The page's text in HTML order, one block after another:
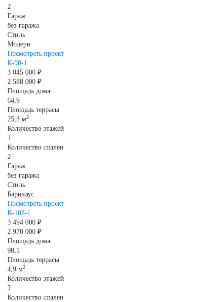
2
Гараж
без гаража
Стиль
Модерн
Посмотреть проект
К-90-1
3 045 000 ₽
2 588 000 ₽
Площадь дома
64,9
Площадь террасы
25,3 м2
Количество этажей
1
Количество спален
2
Гараж
без гаража
Стиль
Барнхаус
Посмотреть проект
К-103-1
3 494 000 ₽
2 970 000 ₽
Площадь дома
98,1
Площадь террасы
4,9 м2
Количество этажей
2
Количество спален